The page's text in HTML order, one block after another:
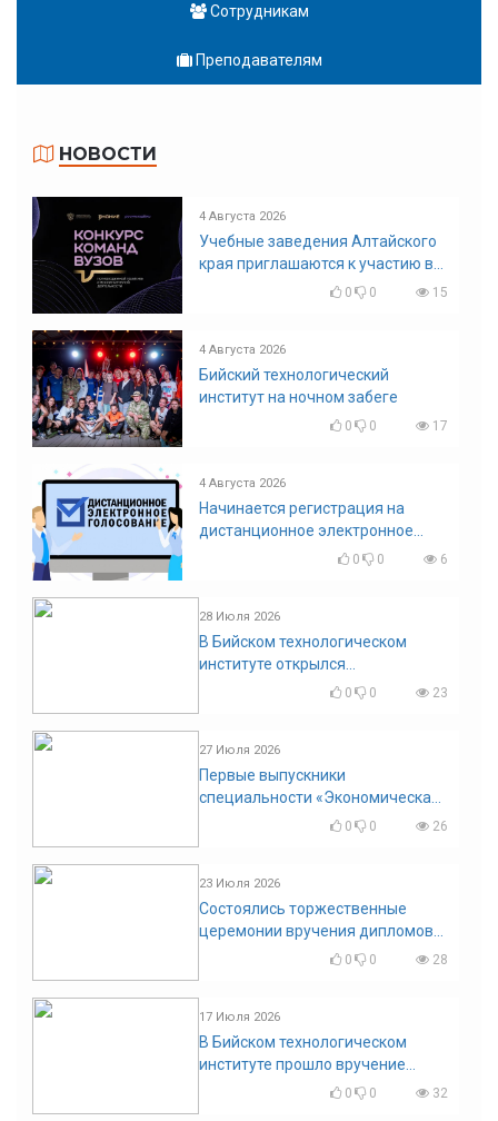
Сотрудникам
Преподавателям
НОВОСТИ
4 Августа 2026
Учебные заведения Алтайского
края приглашаются к участию в
конкурсе команд вузов
0 0 15
4 Августа 2026
Бийский технологический
институт на ночном забеге
0 0 17
4 Августа 2026
Начинается регистрация на
дистанционное электронное
голосование на выборы!
0 0 6
28 Июля 2026
В Бийском технологическом
институте открылся
диссертационный совет!
0 0 23
27 Июля 2026
Первые выпускники
специальности «Экономическая
0 0 26
23 Июля 2026
Состоялись торжественные
церемонии вручения дипломов
0 0 28
17 Июля 2026
В Бийском технологическом
институте прошло вручение
0 0 32